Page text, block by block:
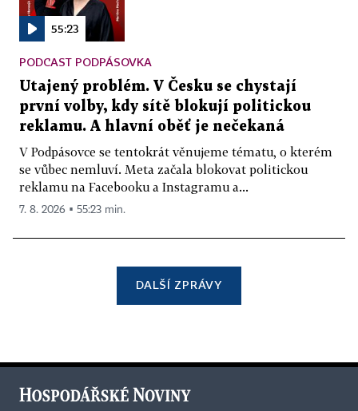
55:23
PODCAST PODPÁSOVKA
Utajený problém. V Česku se chystají
první volby, kdy sítě blokují politickou
reklamu. A hlavní oběť je nečekaná
V Podpásovce se tentokrát věnujeme tématu, o kterém
se vůbec nemluví. Meta začala blokovat politickou
reklamu na Facebooku a Instagramu a...
7. 8. 2026 ▪ 55:23 min.
DALŠÍ ZPRÁVY